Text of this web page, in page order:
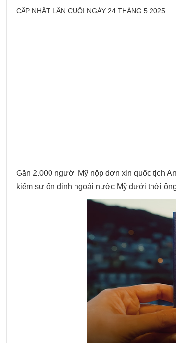
CẬP NHẬT LẦN CUỐI NGÀY 24 THÁNG 5 2025
Gần 2.000 người Mỹ nộp đơn xin quốc tịch
kiếm sự ổn định ngoài nước Mỹ dưới thời